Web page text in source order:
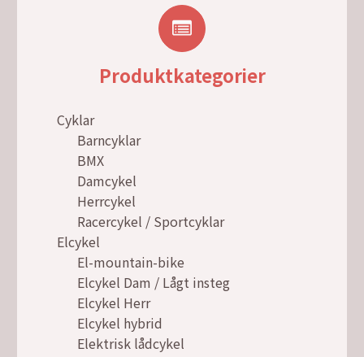
Produktkategorier
Cyklar
Barncyklar
BMX
Damcykel
Herrcykel
Racercykel / Sportcyklar
Elcykel
El-mountain-bike
Elcykel Dam / Lågt insteg
Elcykel Herr
Elcykel hybrid
Elektrisk lådcykel